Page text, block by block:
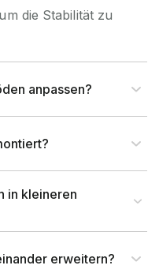
die Stabilität zu
anpassen?
in kleineren
erweitern?